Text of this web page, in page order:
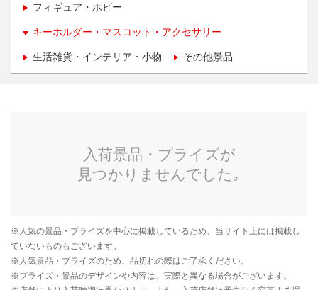
フィギュア・ホビー
キーホルダー・マスコット・アクセサリー
生活雑貨・インテリア・小物 その他景品